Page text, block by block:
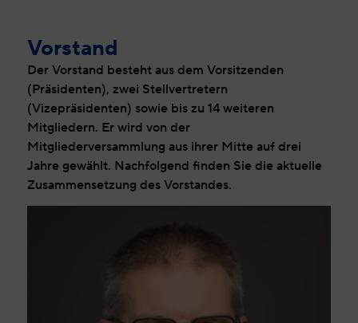
Vorstand
Der Vorstand besteht aus dem Vorsitzenden
(Präsidenten), zwei Stellvertretern
(Vizepräsidenten) sowie bis zu 14 weiteren
Mitgliedern. Er wird von der
Mitgliederversammlung aus ihrer Mitte auf drei
Jahre gewählt. Nachfolgend finden Sie die aktuelle
Zusammensetzung des Vorstandes.